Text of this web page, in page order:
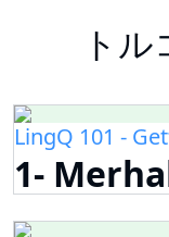
ト
LingQ 101 -
1-